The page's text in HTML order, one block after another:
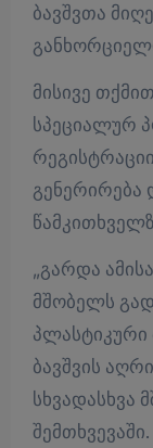
ბავშვთა
მისივე
სპეციალურ
გენერირება
„გარდა
მშობელს
ბავშვის
სხვადასხვა
შემთხვევაში.